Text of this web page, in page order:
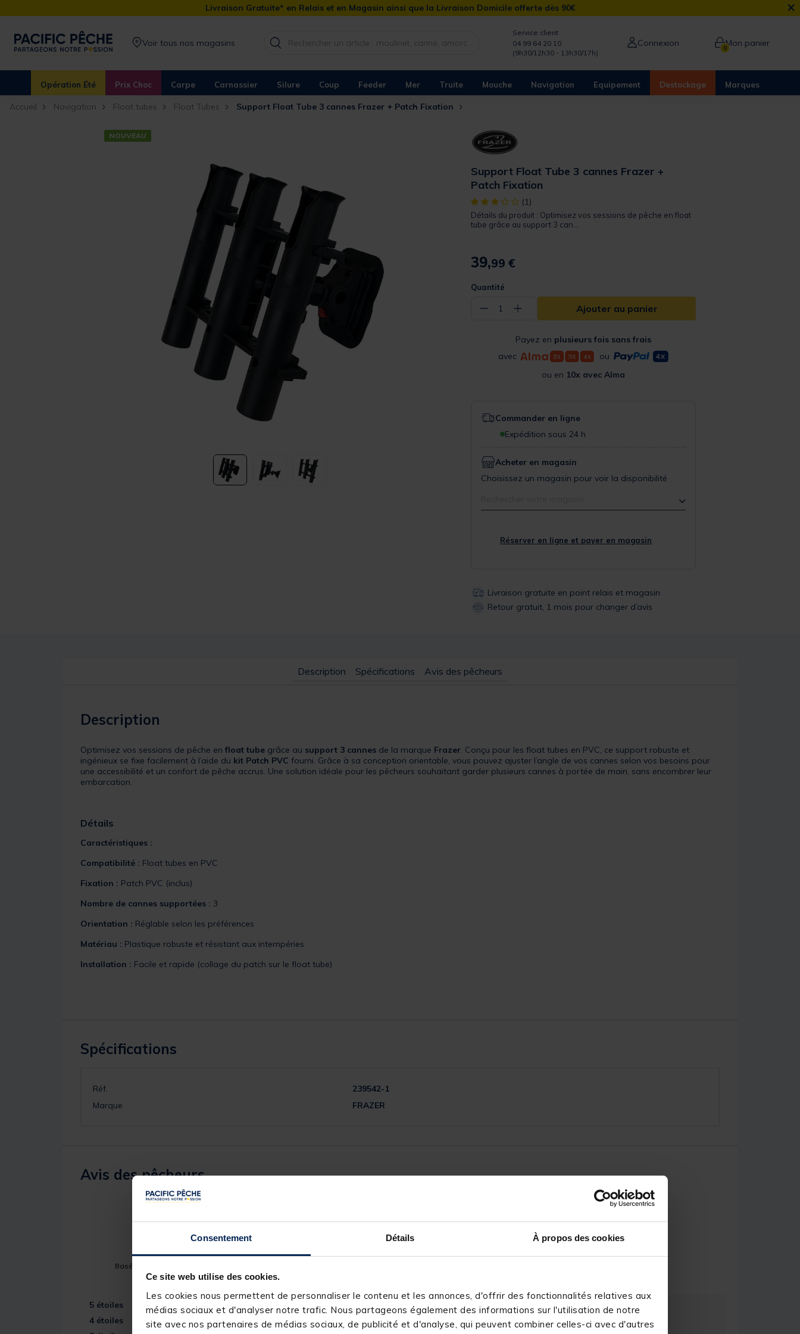
Consentement Détails À propos des cookies
Ce site web utilise des cookies.
Les cookies nous permettent de personnaliser le contenu et les annonces, d'offrir des fonctionnalités relatives aux
médias sociaux et d'analyser notre trafic. Nous partageons également des informations sur l'utilisation de notre
site avec nos partenaires de médias sociaux, de publicité et d'analyse, qui peuvent combiner celles-ci avec d'autres
Livraison Gratuite* en Relais et en Magasin ainsi que la Livraison Domicile offerte dès 90€ ×
Voir tous nos magasins
Service client
04 99 64 20 10
(9h30/12h30 - 13h30/17h)
Connexion 0Mon panier
Opération Été Prix Choc Carpe Carnassier Silure Coup Feeder Mer Truite Mouche Navigation Equipement Destockage Marques
Accueil Navigation Float tubes Float Tubes Support Float Tube 3 cannes Frazer + Patch Fixation
NOUVEAU
Support Float Tube 3 cannes Frazer +
Patch Fixation
[object Object] out of 5 Customer Rating
(1)
Détails du produit : Optimisez vos sessions de pêche en float
tube grâce au support 3 can...
39,99 €
Quantité
− 1 + Ajouter au panier
Payez en plusieurs fois sans frais
avec
ou
ou en 10x avec Alma
Commander en ligne
Expédition sous 24 h
Acheter en magasin
Choisissez un magasin pour voir la disponibilité
Réserver en ligne et payer en magasin
Livraison gratuite en point relais et magasin
Retour gratuit, 1 mois pour changer d’avis
Description Spécifications Avis des pêcheurs
Description
Optimisez vos sessions de pêche en float tube grâce au support 3 cannes de la marque Frazer. Conçu pour les float tubes en PVC, ce support robuste et
ingénieux se fixe facilement à l’aide du kit Patch PVC fourni. Grâce à sa conception orientable, vous pouvez ajuster l’angle de vos cannes selon vos besoins pour
une accessibilité et un confort de pêche accrus. Une solution idéale pour les pêcheurs souhaitant garder plusieurs cannes à portée de main, sans encombrer leur
embarcation.
Détails
Caractéristiques :
Compatibilité : Float tubes en PVC
Fixation : Patch PVC (inclus)
Nombre de cannes supportées : 3
Orientation : Réglable selon les préférences
Matériau : Plastique robuste et résistant aux intempéries
Installation : Facile et rapide (collage du patch sur le float tube)
Spécifications
Réf.
239542-1
Marque
FRAZER
Avis des pêcheurs
3
/5
Basé sur
Voir tous les avis sur ce site
5 étoiles
4 étoiles
0
Compliqué à coller et il y a du jeu mes c très léger
Réponse de
pacificpeche.com
Bonjour,